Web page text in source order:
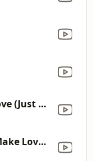
A Woman Needs Love (Just Like You Do) [7" Version]
All I Wanna Do Is Make Love to You